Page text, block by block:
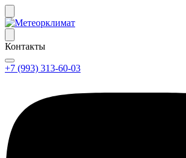
Контакты
+7 (993) 313-60-03